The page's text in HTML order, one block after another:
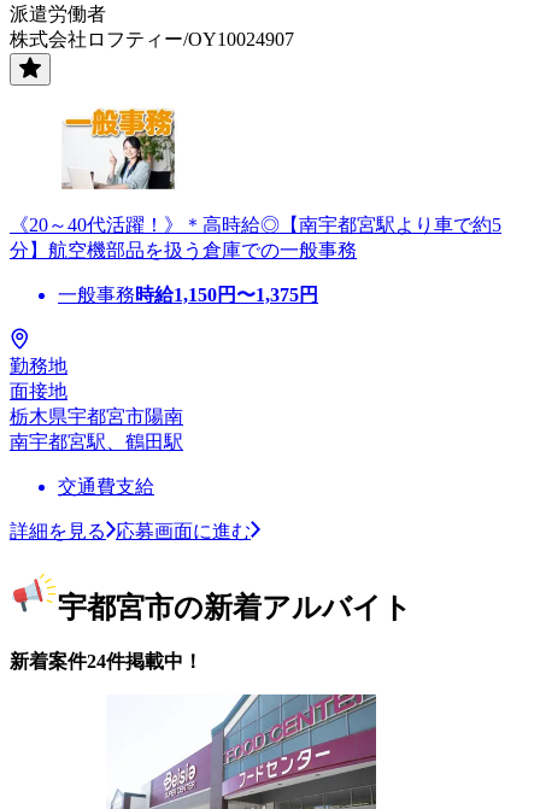
派遣労働者
株式会社ロフティー/OY10024907
《20～40代活躍！》＊高時給◎【南宇都宮駅より車で約5
分】航空機部品を扱う倉庫での一般事務
一般事務時給1,150円〜1,375円
勤務地
面接地
栃木県宇都宮市陽南
南宇都宮駅、鶴田駅
交通費支給
詳細を見る 応募画面に進む
宇都宮市の新着アルバイト
新着案件24件掲載中！